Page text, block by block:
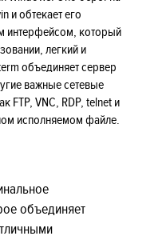
и обтекает его
интерфейсом, который
легкий и
объединяет сервер
важные сетевые
FTP, VNC, RDP, telnet и
исполняемом файле.
объединяет